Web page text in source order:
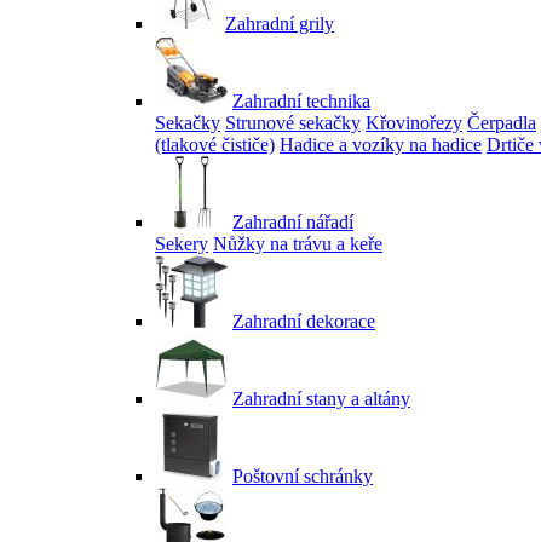
Zahradní grily
Zahradní technika
Sekačky Strunové sekačky Křovinořezy Čerpadla
(tlakové čističe) Hadice a vozíky na hadice Drtiče
Zahradní nářadí
Sekery Nůžky na trávu a keře
Zahradní dekorace
Zahradní stany a altány
Poštovní schránky